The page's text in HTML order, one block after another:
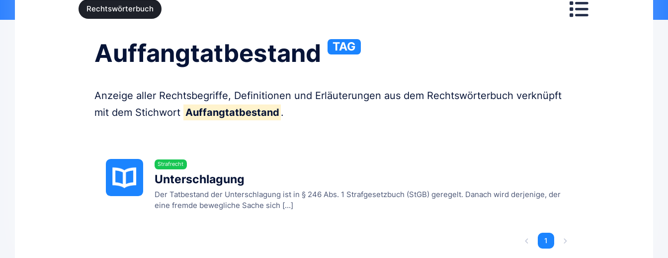
Rechtswörterbuch
Auffangtatbestand TAG
Anzeige aller Rechtsbegriffe, Definitionen und Erläuterungen aus dem Rechtswörterbuch verknüpft
mit dem Stichwort Auffangtatbestand .
Strafrecht
Unterschlagung
Der Tatbestand der Unterschlagung ist in § 246 Abs. 1 Strafgesetzbuch (StGB) geregelt. Danach wird derjenige, der
eine fremde bewegliche Sache sich [...]
1